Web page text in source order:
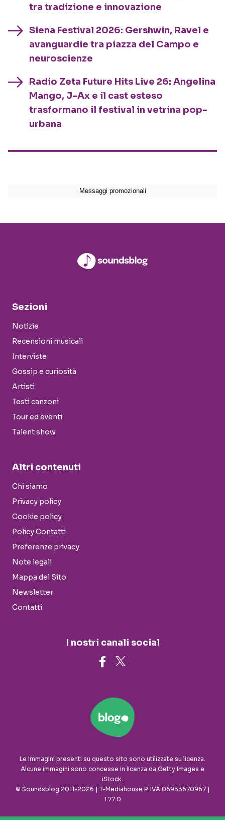
tra tradizione e innovazione
Siena Festival 2026: Gershwin, Ravel e
avanguardie tra piazza del Campo e
neuroscienze
Radio Zeta Future Hits Live 26: Angelina
Mango, J-Ax e il cast esteso
trasformano il festival in vetrina pop-
urbana
Sezioni
Notizie
Recensioni musicali
Interviste
Gossip e curiosità
Artisti
Testi canzoni
Tour ed eventi
Talent show
Altri contenuti
Chi siamo
Privacy policy
Cookie policy
Policy Contatti
Preferenze privacy
Note legali
Mappa del Sito
Newsletter
Contatti
I nostri canali social
Le immagini presenti su questo sito sono utilizzate su licenza.
Alcune immagini sono concesse in licenza da Getty Images e
iStock.
© Soundsblog 2011-2026 | T-Mediahouse P. IVA 06933670967 |
1.77.0